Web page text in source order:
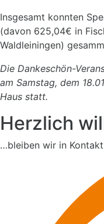
Insgesamt konnten
(davon 625,04€ in
Waldleiningen)
Die Dankeschön-
am Samstag, dem
Haus statt.
Herzlich
…bleiben wir in